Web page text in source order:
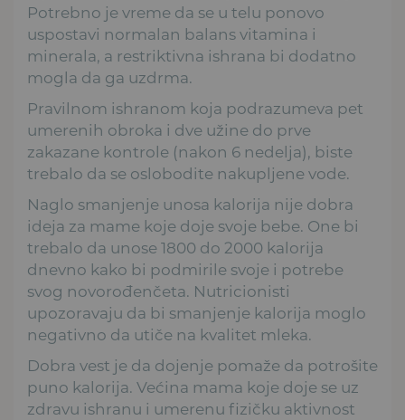
Potrebno je vreme da se u telu ponovo
uspostavi normalan balans vitamina i
minerala, a restriktivna ishrana bi dodatno
mogla da ga uzdrma.
Pravilnom ishranom koja podrazumeva pet
umerenih obroka i dve užine do prve
zakazane kontrole (nakon 6 nedelja), biste
trebalo da se oslobodite nakupljene vode.
Naglo smanjenje unosa kalorija nije dobra
ideja za mame koje doje svoje bebe. One bi
trebalo da unose 1800 do 2000 kalorija
dnevno kako bi podmirile svoje i potrebe
svog novorođenčeta. Nutricionisti
upozoravaju da bi smanjenje kalorija moglo
negativno da utiče na kvalitet mleka.
Dobra vest je da dojenje pomaže da potrošite
puno kalorija. Većina mama koje doje se uz
zdravu ishranu i umerenu fizičku aktivnost